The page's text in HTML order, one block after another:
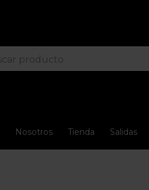
Nosotros Tienda Salidas